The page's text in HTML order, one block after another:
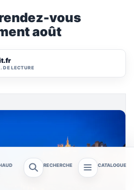
vous
août
DE LECTURE
RECHERCHE CATALOGUE